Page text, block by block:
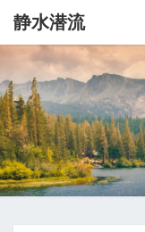
静水潜流